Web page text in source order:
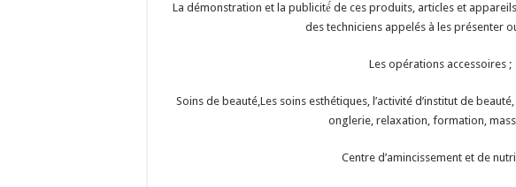
La démonstration et la publicité́ de ces produits, articles et
des techniciens appelés à les présenter
Les opérations accessoires ;
Soins de beauté,Les soins esthétiques, l’activité d’institut de
onglerie, relaxation, formation,
Centre d’amincissement et de